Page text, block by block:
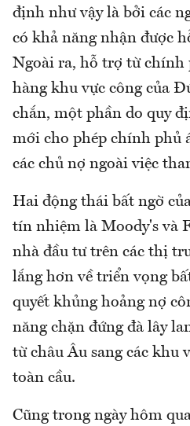
định như vậy là bởi các
có khả năng nhận được
Ngoài ra, hỗ trợ từ chính
hàng khu vực công của
chắn, một phần do quy
mới cho phép chính phủ
các chủ nợ ngoài việc
Hai động thái bất ngờ
tín nhiệm là Moody's và
nhà đầu tư trên các thị
lắng hơn về triển vọng
quyết khủng hoảng nợ
năng chặn đứng đà lây
từ châu Âu sang các khu
toàn cầu.
Cũng trong ngày hôm